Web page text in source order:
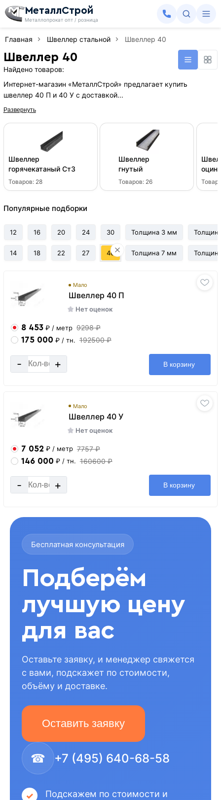
МеталлСтрой
Металлопрокат опт / розница
Главная Швеллер стальной Швеллер 40
Швеллер 40
Найдено товаров:
Интернет-магазин «МеталлСтрой» предлагает купить
швеллер 40 П и 40 У с доставкой...
Развернуть
Швеллер
горячекатаный Ст3
Товаров: 28
Швеллер
гнутый
Товаров: 26
Популярные подборки
12
14
16
18
20
22
24
27
30
40
Толщина 3 мм
Толщина 7 мм
Мало
Швеллер 40 П
Нет оценок
8 453 ₽ / метр 9298 ₽
175 000 ₽ / тн. 192500 ₽
- + В корзину
Мало
Швеллер 40 У
Нет оценок
7 052 ₽ / метр 7757 ₽
146 000 ₽ / тн. 160600 ₽
- + В корзину
Бесплатная консультация
Подберём
лучшую цену
для вас
Оставьте заявку, и менеджер свяжется
с вами, подскажет по стоимости,
объёму и доставке.
Оставить заявку
☎ +7 (495) 640-68-58
Подскажем по стоимости и